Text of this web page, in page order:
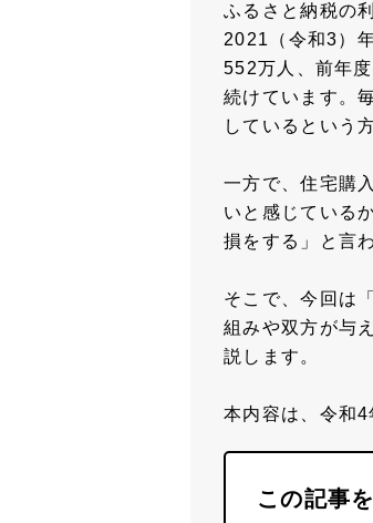
ふるさと納税の
2021（令和3）
552万人、前年
続けています。
しているという
一方で、住宅購
いと感じている
損をする」と言
そこで、今回は
組みや双方が与
説します。
本内容は、令和4
この記事